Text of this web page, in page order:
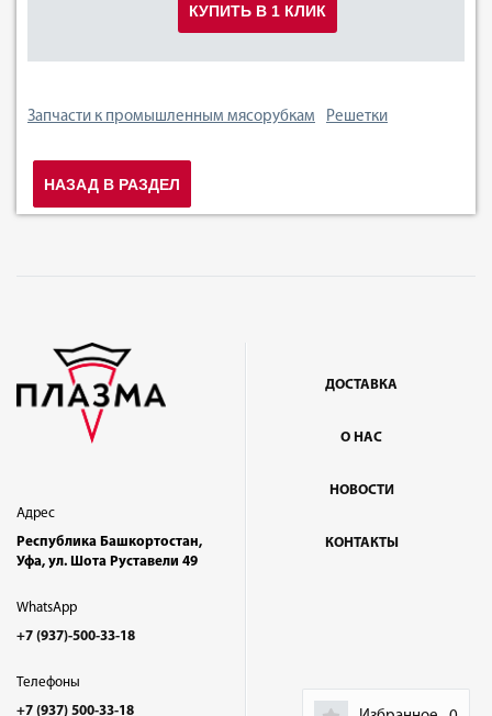
КУПИТЬ В 1 КЛИК
Запчасти к промышленным мясорубкам Решетки
НАЗАД В РАЗДЕЛ
Адрес
Республика Башкортостан,
Уфа, ул. Шота Руставели 49
WhatsApp
+7 (937)-500-33-18
Телефоны
+7 (937) 500-33-18
ДОСТАВКА
О НАС
НОВОСТИ
КОНТАКТЫ